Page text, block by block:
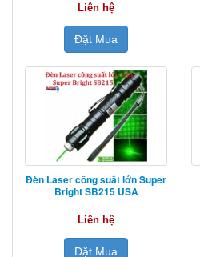
Liên hệ
Đặt Mua
Đèn Laser công suất lớn Super
Bright SB215 USA
Liên hệ
Đặt Mua